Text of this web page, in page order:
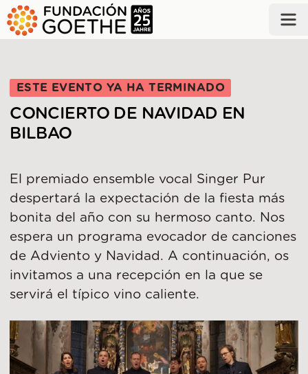
SALTAR AL CONTENIDO PRINCIPAL
ESTE EVENTO YA HA TERMINADO
CONCIERTO DE NAVIDAD EN
BILBAO
El premiado ensemble vocal Singer Pur
despertará la expectación de la fiesta más
bonita del año con su hermoso canto. Nos
espera un programa evocador de canciones
de Adviento y Navidad. A continuación, os
invitamos a una recepción en la que se
servirá el típico vino caliente.